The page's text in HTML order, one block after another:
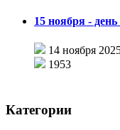
15 ноября -
14 ноября
1953
Категории